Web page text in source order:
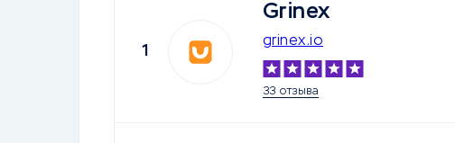
1
Grinex
grinex.io
33 отзыва